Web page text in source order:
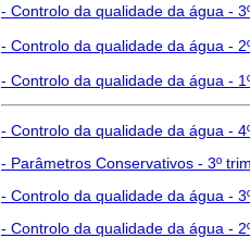
- Controlo da qualidade da água -
- Controlo da qualidade da água -
- Controlo da qualidade da água -
- Controlo da qualidade da água -
- Parâmetros Conservativos - 3º
- Controlo da qualidade da água -
- Controlo da qualidade da água -